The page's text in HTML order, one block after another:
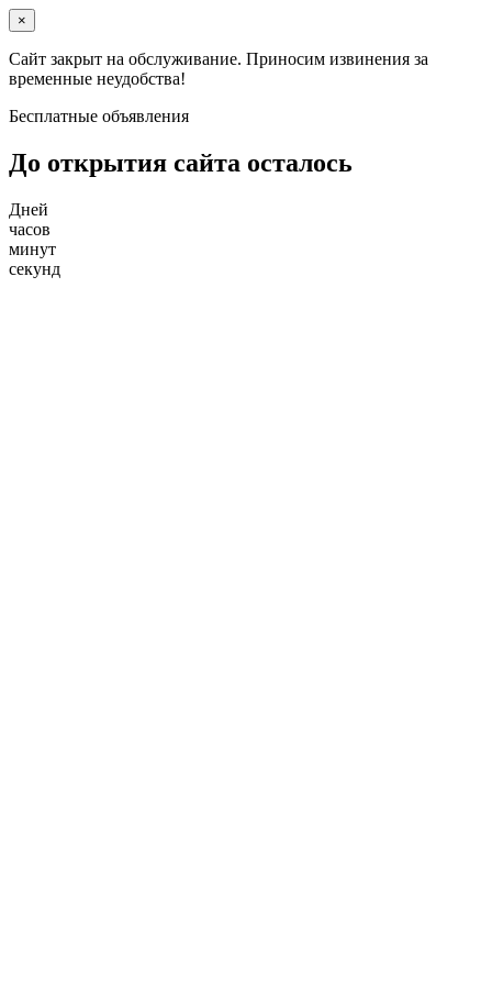
×
Сайт закрыт на обслуживание. Приносим извинения за
временные неудобства!
Бесплатные объявления
До открытия сайта осталось
Дней
часов
минут
секунд